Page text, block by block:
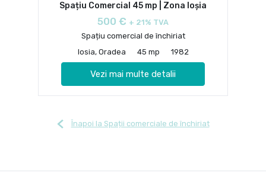
Spațiu Comercial 45 mp | Zona Ioșia
500 € + 21% TVA
Spațiu comercial de închiriat
Iosia, Oradea
45 mp 1982
Vezi mai multe detalii
Înapoi la Spații comerciale de închiriat